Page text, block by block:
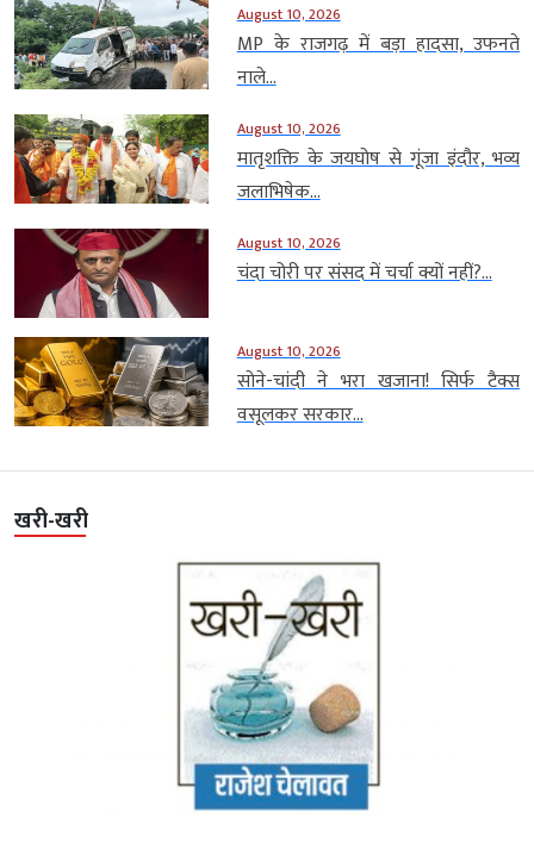
August 10, 2026
MP के राजगढ़ में बड़ा हादसा, उफनते
नाले...
August 10, 2026
मातृशक्ति के जयघोष से गूंजा इंदौर, भव्य
जलाभिषेक...
August 10, 2026
चंदा चोरी पर संसद में चर्चा क्यों नहीं?...
August 10, 2026
सोने-चांदी ने भरा खजाना! सिर्फ टैक्स
वसूलकर सरकार...
खरी-खरी